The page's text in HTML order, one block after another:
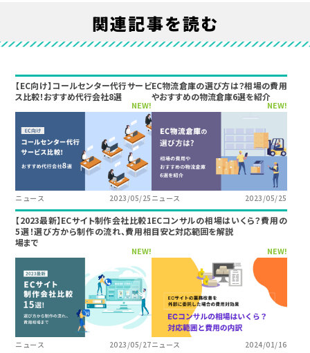
関連記事を読む
【EC向け】コールセンター代行サービ
ス比較！おすすめ代行会社8選
NEW!
ニュース 2023/05/25
EC物流倉庫の選び方は？相場の費用
やおすすめの物流倉庫6選を紹介
NEW!
ニュース 2023/05/25
【2023最新】ECサイト制作会社比較1
5選！選び方から制作の流れ、費用相
場まで
NEW!
ニュース 2023/05/27
ECコンサルの相場はいくら？費用の
目安と対応範囲を解説
NEW!
ニュース 2024/01/16